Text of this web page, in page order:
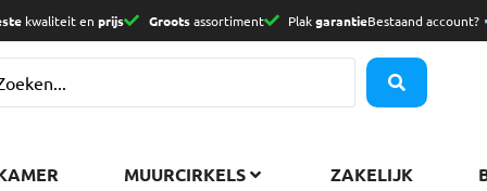
kwaliteit en prijs Grootsassortiment PlakgarantieBestaand account?
MUURCIRKELS ZAKELIJK